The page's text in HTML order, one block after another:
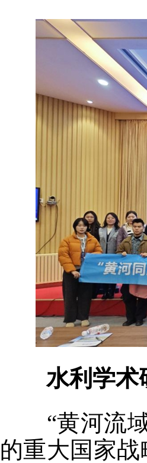
水利学术
“黄河流域
的重大国家